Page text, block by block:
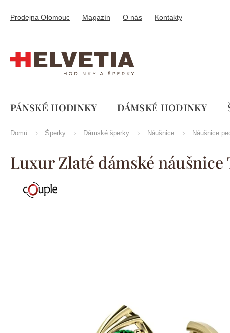
obsah
Prodejna Olomouc Magazín O nás Kontakty
PÁNSKÉ HODINKY DÁMSKÉ HODINKY
Domů Šperky Dámské šperky Náušnice Náušnice
Luxur Zlaté dámské
Značka:Couple